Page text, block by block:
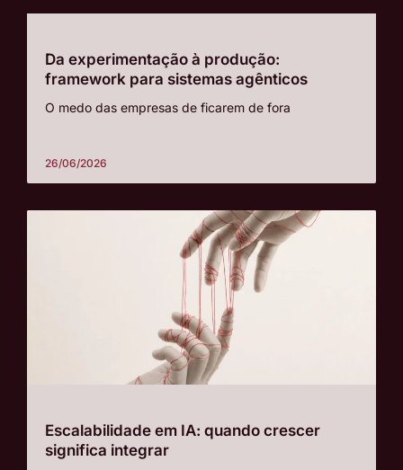
Da experimentação à produção:
framework para sistemas agênticos
O medo das empresas de ficarem de fora
26/06/2026
Escalabilidade em IA: quando crescer
significa integrar